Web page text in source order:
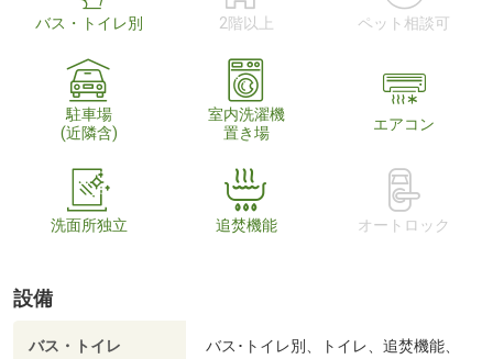
バス・トイレ別 2階以上 ペット相談可
駐車場
(近隣含)
室内洗濯機
置き場
エアコン
洗面所独立 追焚機能 オートロック
設備
バス・トイレ
バス･トイレ別、トイレ、追焚機能、